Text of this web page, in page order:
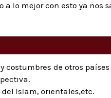
lo mejor con esto ya nos
costumbres de otros
Islam, orientales,etc.